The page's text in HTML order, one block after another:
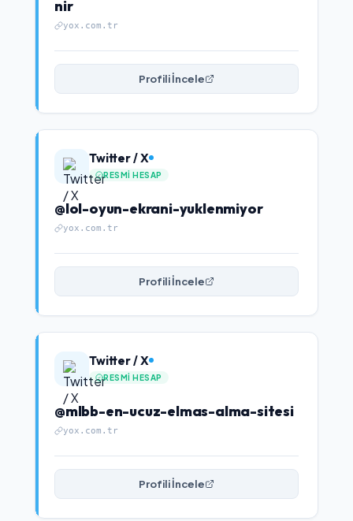
nir
yox.com.tr
Profili İncele
Twitter / X
RESMI HESAP
@lol-oyun-ekrani-yuklenmiyor
yox.com.tr
Profili İncele
Twitter / X
RESMI HESAP
@mlbb-en-ucuz-elmas-alma-sitesi
yox.com.tr
Profili İncele